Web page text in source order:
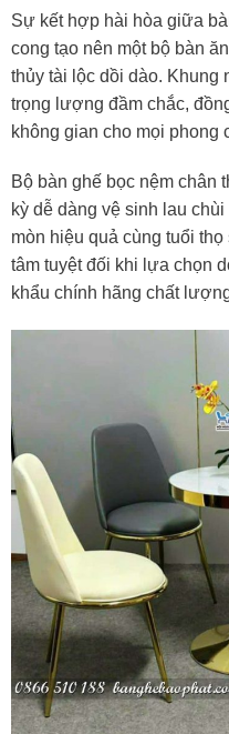
Sự kết hợp hài hòa giữa
cong tạo nên một bộ bàn
thủy tài lộc dồi dào. Khung
trọng lượng đầm chắc,
không gian cho mọi phong
Bộ bàn ghế bọc nệm chân
kỳ dễ dàng vệ sinh lau
mòn hiệu quả cùng tuổi
tâm tuyệt đối khi lựa chọn
khẩu chính hãng chất